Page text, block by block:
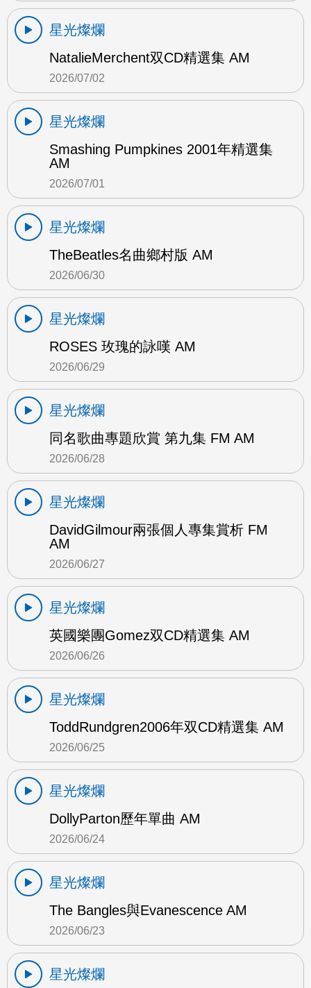
星光燦爛
NatalieMerchent双CD精選集 AM
2026/07/02
星光燦爛
Smashing Pumpkines 2001年精選集
AM
2026/07/01
星光燦爛
TheBeatles名曲鄉村版 AM
2026/06/30
星光燦爛
ROSES 玫瑰的詠嘆 AM
2026/06/29
星光燦爛
同名歌曲專題欣賞 第九集 FM AM
2026/06/28
星光燦爛
DavidGilmour兩張個人專集賞析 FM
AM
2026/06/27
星光燦爛
英國樂團Gomez双CD精選集 AM
2026/06/26
星光燦爛
ToddRundgren2006年双CD精選集 AM
2026/06/25
星光燦爛
DollyParton歷年單曲 AM
2026/06/24
星光燦爛
The Bangles與Evanescence AM
2026/06/23
星光燦爛